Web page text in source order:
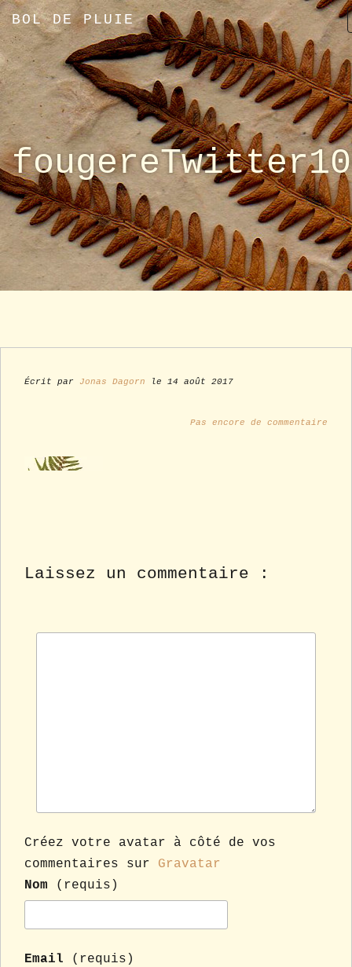
BOL DE PLUIE
Écrit par Jonas Dagorn le 14 août 2017
Pas encore de commentaire
Laissez un commentaire :
Créez votre avatar à côté de vos
commentaires sur Gravatar
Nom
(requis)
Email (requis)